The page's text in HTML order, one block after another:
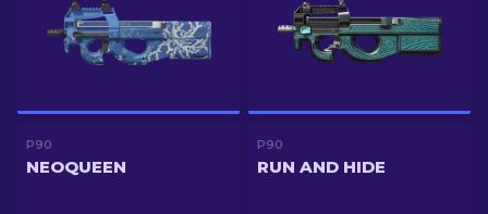
P90
NEOQUEEN
P90
RUN AND HIDE